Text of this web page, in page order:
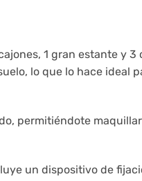
1 gran estante y
lo que lo hace ideal
permitiéndote
un dispositivo de